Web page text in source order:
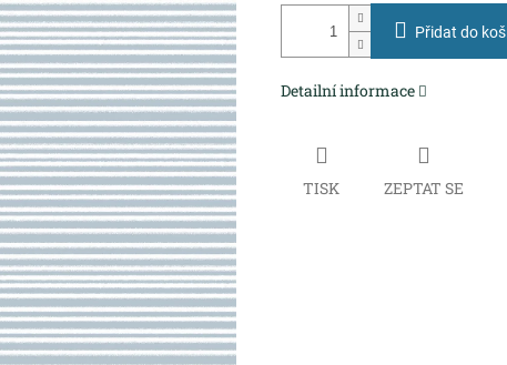
Přidat do
Detailní informace
TISK ZEPTAT SE